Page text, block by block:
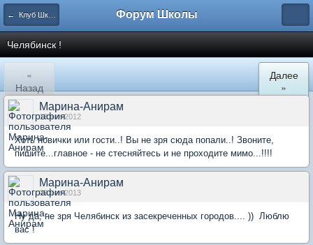
← Клуб Школы Форум Школы
Челябинск !
«
Назад
Далее
»
Марина-Анирам
18 ноя 2012
Хоть новички или гости..! Вы не зря сюда попали..! Звоните,
пишите...главное - не стесняйтесь и не проходите мимо...!!!!
Марина-Анирам
09 ноя 2013
Ну да, не зря Челябинск из засекреченных городов.... )) Люблю
вас !